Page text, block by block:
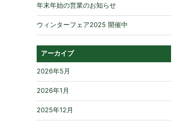
年末年始の営業のお知らせ
ウィンターフェア2025 開催中
アーカイブ
2026年5月
2026年1月
2025年12月